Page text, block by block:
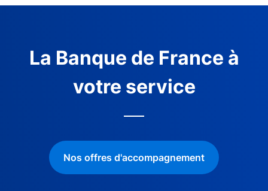
La Banque de France à
votre service
Nos offres d'accompagnement